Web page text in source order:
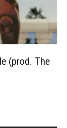
(prod. The